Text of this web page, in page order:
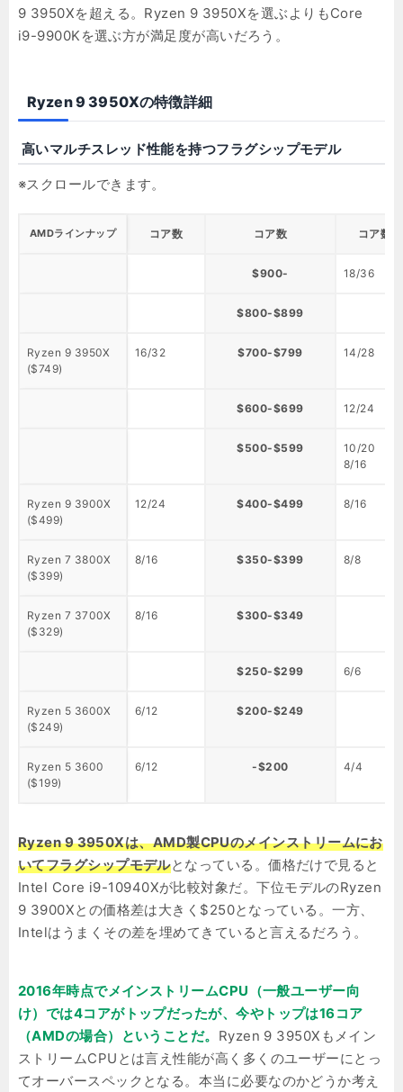
9 3950Xを超える。Ryzen 9 3950Xを選ぶよりもCore
i9-9900Kを選ぶ方が満足度が高いだろう。
Ryzen 9 3950Xの特徴詳細
高いマルチスレッド性能を持つフラグシップモデル
AMDラインナップ コア数 コア数 コア数
$900- 18/36
$800-$899
Ryzen 9 3950X
($749)
16/32 $700-$799 14/28
$600-$699 12/24
$500-$599
10/20
8/16
Ryzen 9 3900X
($499)
12/24 $400-$499 8/16
Ryzen 7 3800X
($399)
8/16 $350-$399 8/8
Ryzen 7 3700X
($329)
8/16 $300-$349
$250-$299 6/6
Ryzen 5 3600X
($249)
6/12 $200-$249
Ryzen 5 3600
($199)
6/12 -$200 4/4
Ryzen 9 3950Xは、AMD製CPUのメインストリームにお
いてフラグシップモデルとなっている。価格だけで見ると
Intel Core i9-10940Xが比較対象だ。下位モデルのRyzen
9 3900Xとの価格差は大きく$250となっている。一方、
Intelはうまくその差を埋めてきていると言えるだろう。
2016年時点でメインストリームCPU（一般ユーザー向
け）では4コアがトップだったが、今やトップは16コア
（AMDの場合）ということだ。 Ryzen 9 3950Xもメイン
ストリームCPUとは言え性能が高く多くのユーザーにとっ
てオーバースペックとなる。本当に必要なのかどうか考え